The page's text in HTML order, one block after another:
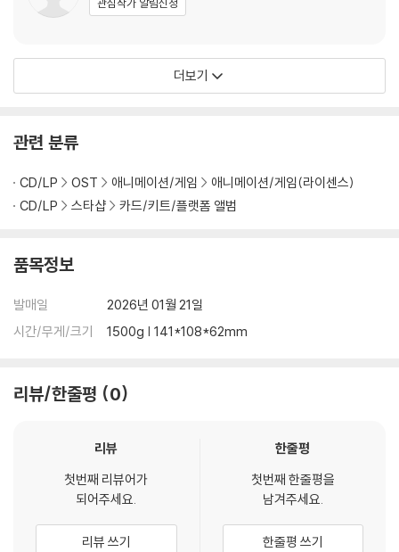
더보기
관련 분류
CD/LP OST 애니메이션/게임
애니메이션/게임(라이센스)
CD/LP
스타샵 카드/키트/플랫폼 앨범
품목정보
발매일
2026년 01월 21일
시간/무게/크기
1500g | 141*108*62mm
리뷰/한줄평 0
리뷰
첫번째 리뷰어가
되어주세요.
리뷰 쓰기
한줄평
첫번째 한줄평을
남겨주세요.
한줄평 쓰기